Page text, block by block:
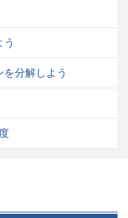
分解しよう